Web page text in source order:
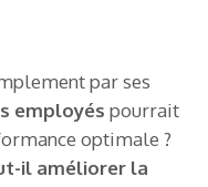
par ses
employés pourrait
optimale ?
il améliorer la